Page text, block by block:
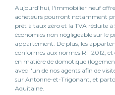
Aujourd'hui, l'immobilier neuf
acheteurs pourront notamment
prêt à taux zéro et la TVA réduite
économies non négligeable sur le
appartement. De plus, les
conformes aux normes RT 2012,
en matière de domotique
avec l'un de nos agents afin de
sur Antonne-et-Trigonant, et
Aquitaine.